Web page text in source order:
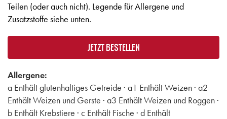
Teilen (oder auch nicht). Legende für Allergene und
Zusatzstoffe siehe unten.
JETZT BESTELLEN
Allergene:
a Enthält glutenhaltiges Getreide · a1 Enthält Weizen · a2
Enthält Weizen und Gerste · a3 Enthält Weizen und Roggen ·
b Enthält Krebstiere · c Enthält Fische · d Enthält